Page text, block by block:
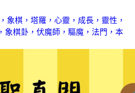
象棋，塔羅，心靈，成長，靈性，
象棋卦，伏魔師，驅魔，法門，本